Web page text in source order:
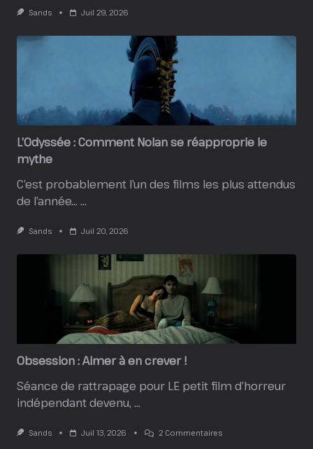
Sands Juil 29, 2026
L’Odyssée : Comment Nolan se réapproprie le
mythe
C’est probablement l’un des films les plus attendus
de l’année… ...
Sands Juil 20, 2026
Obsession : Aimer à en crever !
Séance de rattrapage pour LE petit film d’horreur
indépendant devenu, ...
Sands Juil 13, 2026 2 CommentairesSur